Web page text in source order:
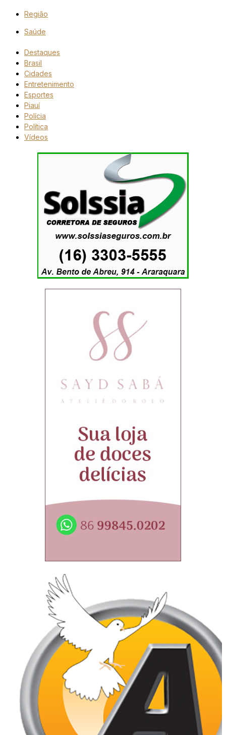
Região
Saúde
Destaques
Brasil
Cidades
Entretenimento
Esportes
Piauí
Polícia
Política
Vídeos